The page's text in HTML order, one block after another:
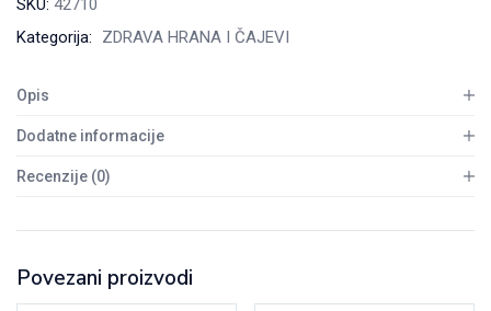
jabuka,
malina,
banana,
i
180
g
SKU: 42710
Kategorija:
ZDRAVA HRANA I ČAJEVI
Opis
Dodatne informacije
Recenzije (0)
Povezani proizvodi